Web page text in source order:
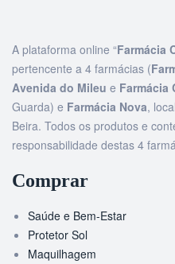
A plataforma online “Farmácia
pertencente a 4 farmácias (
Avenida do Mileu e Farmácia
Guarda) e Farmácia Nova,
Beira. Todos os produtos e
responsabilidade destas 4
Comprar
Saúde e Bem-Estar
Protetor Sol
Maquilhagem